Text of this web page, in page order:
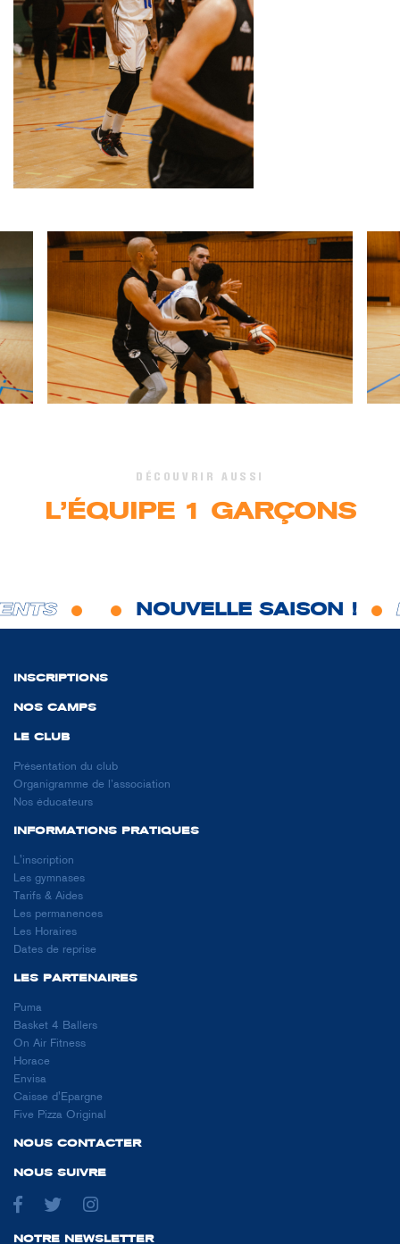
DÉCOUVRIR AUSSI
L’ÉQUIPE 1 GARÇONS
NOUVELLE SAISON !
INSCRIPTIONS
NOS CAMPS
LE CLUB
Présentation du club
Organigramme de l’association
Nos éducateurs
INFORMATIONS PRATIQUES
L'inscription
Les gymnases
Tarifs & Aides
Les permanences
Les Horaires
Dates de reprise
LES PARTENAIRES
Puma
Basket 4 Ballers
On Air Fitness
Horace
Envisa
Caisse d'Epargne
Five Pizza Original
NOUS CONTACTER
NOUS SUIVRE
NOTRE NEWSLETTER